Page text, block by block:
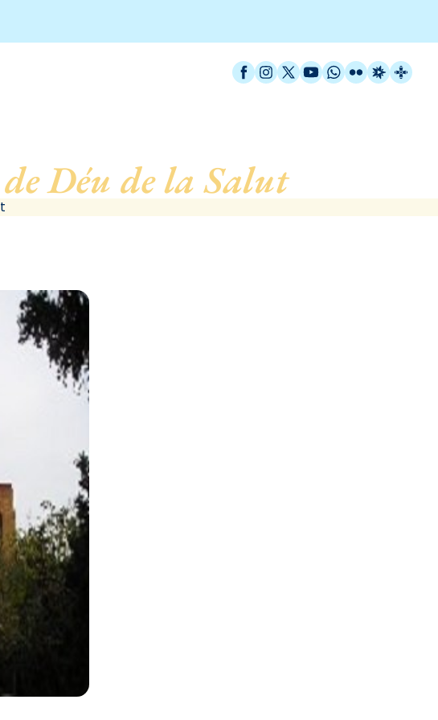
Facebook
Instagram
X / Twitter
YouTube
WhatsApp
FlickrRadio
Déu de la Salut, de